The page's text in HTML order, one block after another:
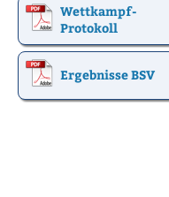
Wettkampf-
Protokoll
Ergebnisse BSV